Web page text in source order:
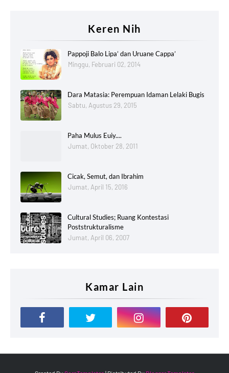
Keren Nih
Pappoji Balo Lipa’ dan Uruane Cappa’
Minggu, Februari 02, 2014
Dara Matasia: Perempuan Idaman Lelaki Bugis
Sabtu, Agustus 29, 2015
Paha Mulus Euiy....
Jumat, Oktober 28, 2011
Cicak, Semut, dan Ibrahim
Jumat, April 15, 2016
Cultural Studies; Ruang Kontestasi
Poststrukturalisme
Jumat, April 06, 2007
Kamar Lain